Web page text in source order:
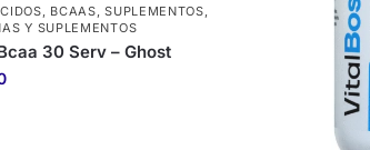
, BCAAS,SUPLEMENTOS,
Y SUPLEMENTOS
30 Serv – Ghost